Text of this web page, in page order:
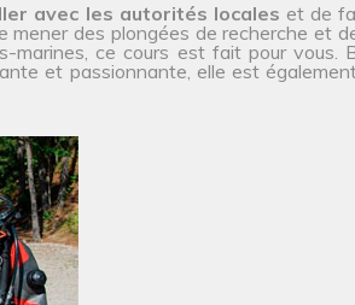
avec les autorités locales et de
mener des plongées de recherche et
marines, ce cours est fait pour vous.
et passionnante, elle est